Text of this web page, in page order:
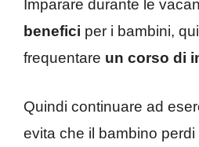
Imparare durante le
benefici per i bambini,
frequentare un corso di
Quindi continuare ad
evita che il bambino perdi